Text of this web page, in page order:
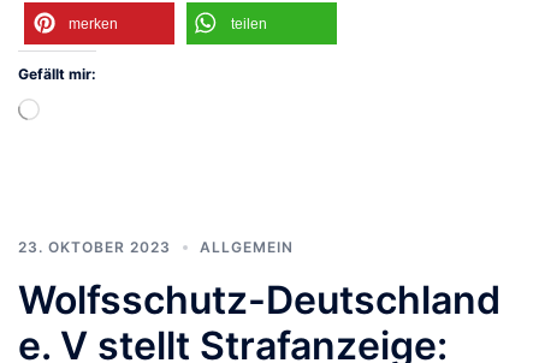
merken teilen
Gefällt mir:
Wird
23. OKTOBER 2023 ALLGEMEIN
Wolfsschutz-Deutschland
e. V stellt Strafanzeige: